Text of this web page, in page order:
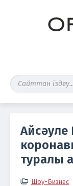
Айсәуле
туралы
Шоу-Бизнес